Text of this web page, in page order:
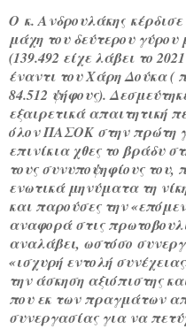
Ο κ. Ανδρουλάκης
μάχη τουδεύτερου γύρου
(139.492 είχε λάβει το
έναντι του Χάρη Δούκα (
84.512 ψήφους).
εξαιρετικά απαιτητική
όλον ΠΑΣΟΚ στην πρώτη
επινίκια χθες το βράδυ
τους συνυποψηφίους
ενωτικά μηνύματα τη
και παρούσες την
αναφορά στις
αναλάβει, ωστόσο
«ισχυρή εντολή
την άσκηση αξιόπιστης
που εκ των πραγμάτων
συνεργασίας για να